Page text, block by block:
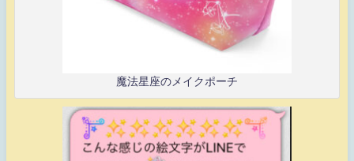
魔法星座のメイクポーチ